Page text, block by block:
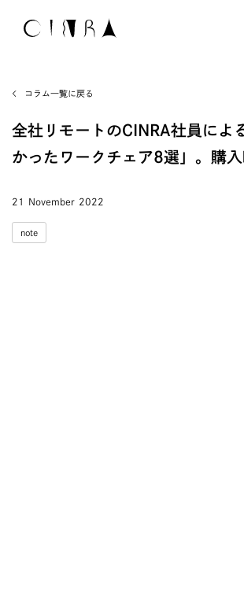
コラム一覧に戻る
全社リモートのCINRA社員によ
かったワークチェア8選」。購
21 November 2022
note